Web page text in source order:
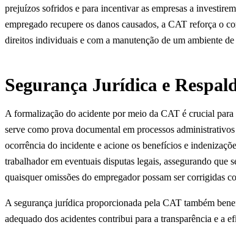
prejuízos sofridos e para incentivar as empresas a
empregado recupere os danos causados, a CAT reforça o
direitos individuais e com a manutenção de um ambiente
Segurança Jurídica e
A formalização do acidente por meio da CAT é crucial
serve como prova documental em processos
ocorrência do incidente e acione os benefícios e
trabalhador em eventuais disputas legais, assegurando que
quaisquer omissões do empregador possam ser corrigidas
A segurança jurídica proporcionada pela CAT também
adequado dos acidentes contribui para a transparência e a